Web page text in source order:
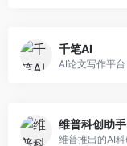
千笔AI
维普科创助手